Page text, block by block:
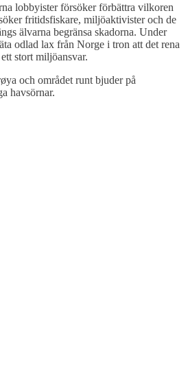
lobbyister försöker förbättra vilkoren
fritidsfiskare, miljöaktivister och de
älvarna begränsa skadorna. Under
odlad lax från Norge i tron att det rena
stort miljöansvar.
och området runt bjuder på
havsörnar.